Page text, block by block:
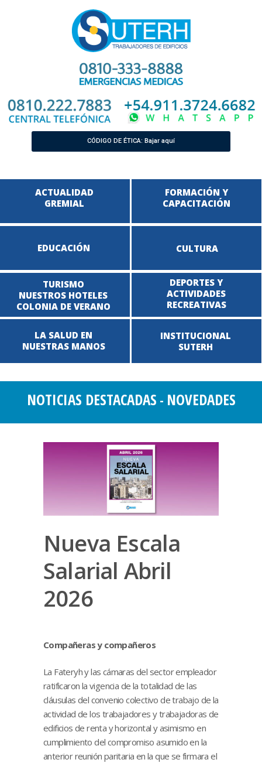
CÓDIGO DE ÉTICA: Bajar aquí
ACTUALIDAD
GREMIAL
EDUCACIÓN CULTURA
TURISMO
NUESTROS HOTELES
COLONIA DE VERANO
DEPORTES Y
ACTIVIDADES
RECREATIVAS
LA SALUD EN
NUESTRAS MANOS
INSTITUCIONAL
SUTERH
FORMACIÓN Y
CAPACITACIÓN
NOTICIAS DESTACADAS - NOVEDADES
Nueva Escala
Salarial Abril
2026
Compañeras y compañeros
La Fateryh y las cámaras del sector empleador
ratificaron la vigencia de la totalidad de las
cláusulas del convenio colectivo de trabajo de la
actividad de los trabajadores y trabajadoras de
edificios de renta y horizontal y asimismo en
cumplimiento del compromiso asumido en la
anterior reunión paritaria en la que se firmara el